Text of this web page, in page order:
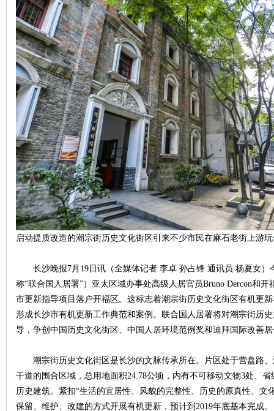
启动提质改造的潮宗街历史文化街区引来不少市民在麻石老街上游
长沙晚报7月19日讯（全媒体记者 李卓 孙占锋 通讯员 杨夏女）
称“联合国人居署”）亚太区域办事处高级人居官员Bruno Dercon和
市更新指导项目落户开福区。这标志着潮宗街历史文化街区有机更
形成长沙市有机更新工作典范和案例。联合国人居署将对潮宗街历
导，争创中国历史文化街区、中国人居环境范例奖和迪拜国际改善
潮宗街历史文化街区是长沙的文脉传承所在。片区处于营盘路、
干道的围合区域，总用地面积24.78公顷，内有不可移动文物3处、
历史建筑。紧扣“生活的宜居性、风貌的完整性、历史的原真性、文
保留、维护、改建的方式开展有机更新，预计到2019年底基本完成。